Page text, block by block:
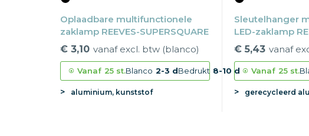
Oplaadbare multifunctionele
zaklamp REEVES-SUPERSQUARE
€ 3,10 vanaf excl. btw (blanco)
Vanaf 25 st.Blanco 2-3 dBedrukt 8-10 d
aluminium, kunststof
Sleutelhanger
LED-zaklamp
LIGHT
€ 5,43 vanaf
Vanaf 25 st.
gerecycleerd